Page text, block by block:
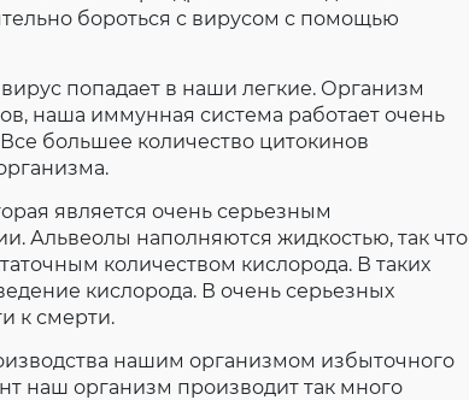
бороться с вирусом с помощью
попадает в наши легкие. Организм
наша иммунная система работает очень
большее количество цитокинов
является очень серьезным
Альвеолы ​​наполняются жидкостью, так что
количеством кислорода. В таких
кислорода. В очень серьезных
к смерти.
нашим организмом избыточного
наш организм производит так много